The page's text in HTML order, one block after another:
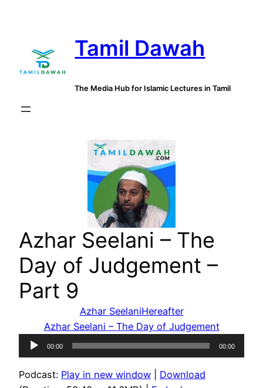
Tamil Dawah
The Media Hub for Islamic Lectures in Tamil
Azhar Seelani – The
Day of Judgement –
Part 9
Azhar SeelaniHereafter
Azhar Seelani – The Day of Judgement
Audio
Player
00:00 00:00
Podcast: Play in new window
Download